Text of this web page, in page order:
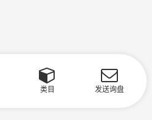
类目 发送询盘